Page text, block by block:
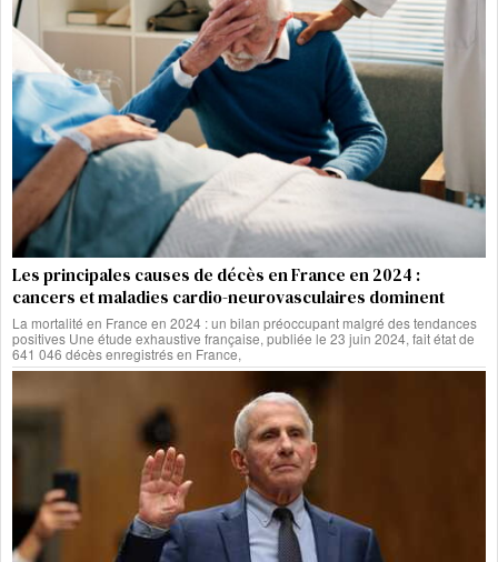
Les principales causes de décès en France en 2024 :
cancers et maladies cardio-neurovasculaires dominent
La mortalité en France en 2024 : un bilan préoccupant malgré des tendances
positives Une étude exhaustive française, publiée le 23 juin 2024, fait état de
641 046 décès enregistrés en France,